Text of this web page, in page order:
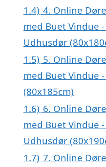
1.4) 4. Online
med Buet Vindue
Udhusdør
1.5) 5. Online
med Buet Vindue
(80x185cm)
1.6) 6. Online
med Buet Vindue
Udhusdør
1.7) 7. Online